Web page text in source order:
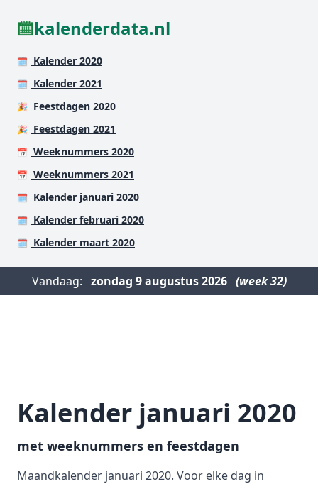
kalenderdata.nl
🗓️ Kalender 2020
🗓️ Kalender 2021
🎉 Feestdagen 2020
🎉 Feestdagen 2021
📅 Weeknummers 2020
📅 Weeknummers 2021
🗓️ Kalender januari 2020
🗓️ Kalender februari 2020
🗓️ Kalender maart 2020
Vandaag: zondag 9 augustus 2026 (week 32)
Kalender januari 2020
met weeknummers en feestdagen
Maandkalender januari 2020. Voor elke dag in